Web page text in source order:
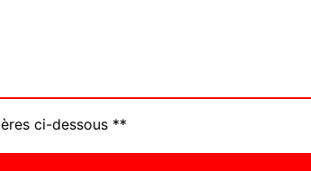
ci-dessous **